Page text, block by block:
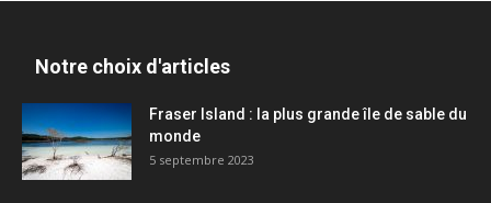
Notre choix d'articles
Fraser Island : la plus grande île de sable du
monde
5 septembre 2023